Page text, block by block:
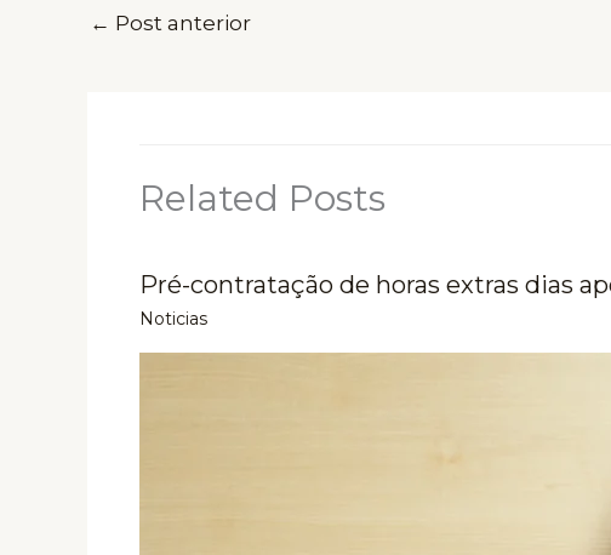
← Post anterior
Related Posts
Pré-contratação de horas extras dias
Noticias